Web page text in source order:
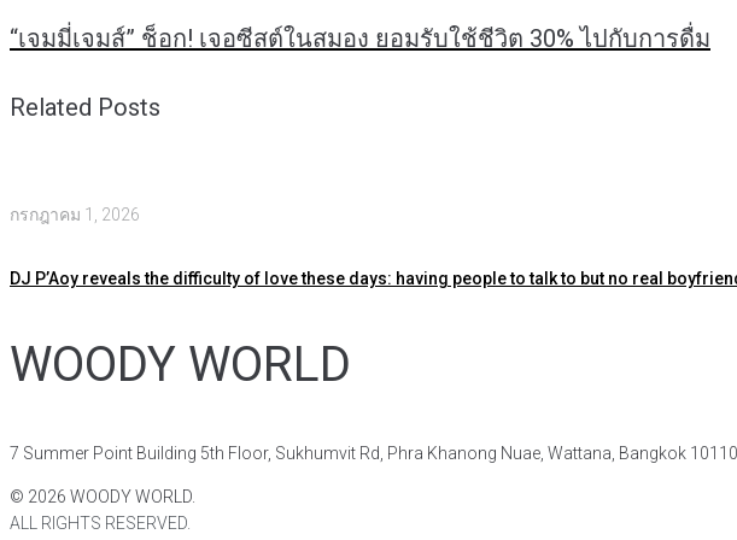
“เจมมี่เจมส์” ช็อก! เจอซีสต์ในสมอง ยอมรับใช้ชีวิต 30% ไปกับการดื่ม
Related Posts
กรกฎาคม 1, 2026
DJ P’Aoy reveals the difficulty of love these days: having people to talk to but no real
WOODY WORLD
7 Summer Point Building 5th Floor, Sukhumvit Rd, Phra Khanong Nuae, Wattana, Bangkok 10110
© 2026 WOODY WORLD.
ALL RIGHTS RESERVED.